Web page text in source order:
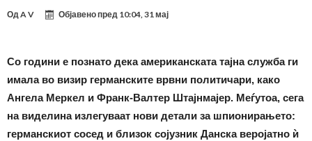
ОдA V Објавено пред 10:04, 31 мај
Со години е познато дека американската тајна служба ги
имала во визир германските врвни политичари, како
Ангела Меркел и Франк-Валтер Штајнмајер. Меѓутоа, сега
на виделина излегуваат нови детали за шпионирањето:
германскиот сосед и близок сојузник Данска веројатно ѝ